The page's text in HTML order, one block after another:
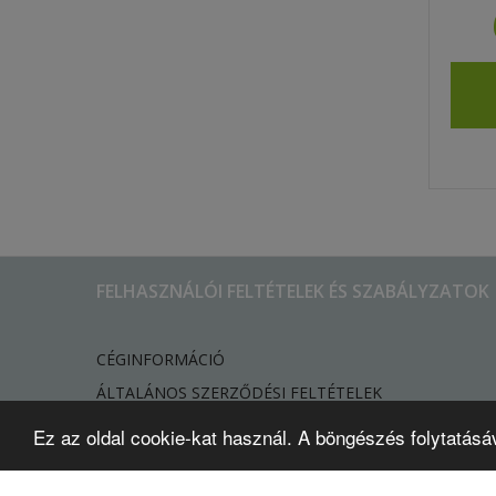
Ez az oldal cookie-kat használ. A böngészés
FELHASZNÁLÓI FELTÉTELEK ÉS SZABÁLYZATOK
CÉGINFORMÁCIÓ
ÁLTALÁNOS SZERZŐDÉSI FELTÉTELEK
ADATVÉDELMI TÁJÉKOZTATÓ